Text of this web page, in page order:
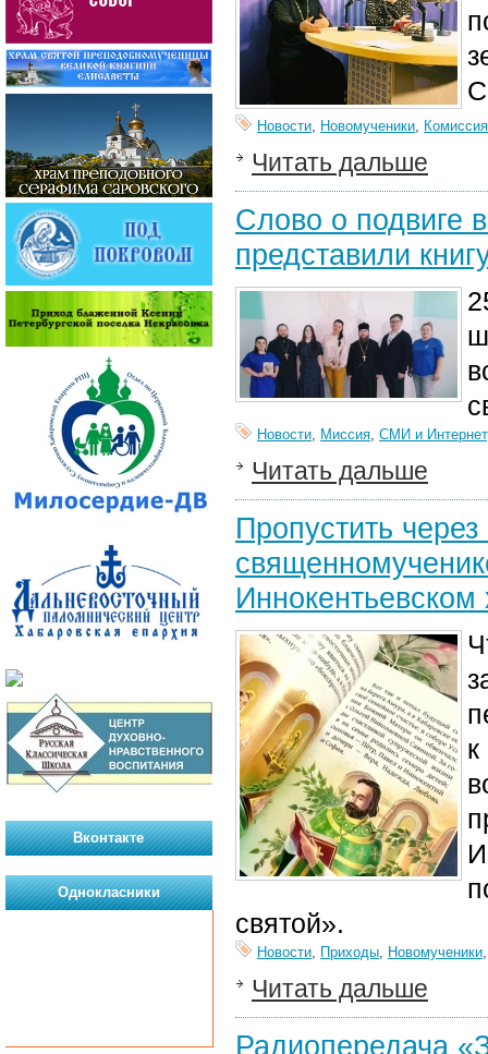
Новости, Новомученики,
Читать дальше
Слово о подвиге
представили
Новости, Миссия, СМИ и Интернет
Читать дальше
Пропустить
святой».
Новости, Приходы, Новомученики
Читать дальше
Радиопередача
Вконтакте
Однокласники